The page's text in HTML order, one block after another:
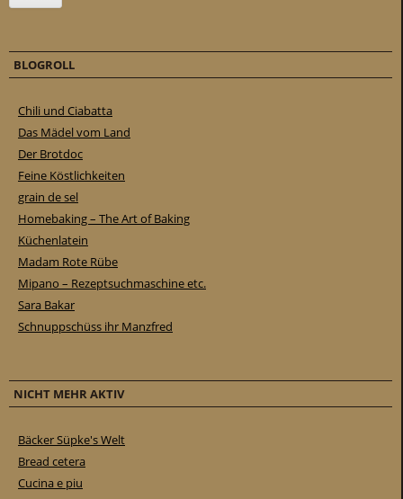
BLOGROLL
Chili und Ciabatta
Das Mädel vom Land
Der Brotdoc
Feine Köstlichkeiten
grain de sel
Homebaking – The Art of Baking
Küchenlatein
Madam Rote Rübe
Mipano – Rezeptsuchmaschine etc.
Sara Bakar
Schnuppschüss ihr Manzfred
NICHT MEHR AKTIV
Bäcker Süpke's Welt
Bread cetera
Cucina e piu